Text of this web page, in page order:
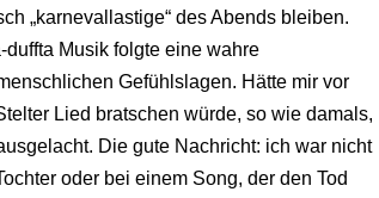
„karnevallastige“ des Abends bleiben.
Musik folgte eine wahre
Gefühlslagen. Hätte mir vor
Lied bratschen würde, so wie damals,
Die gute Nachricht: ich war nicht
oder bei einem Song, der den Tod